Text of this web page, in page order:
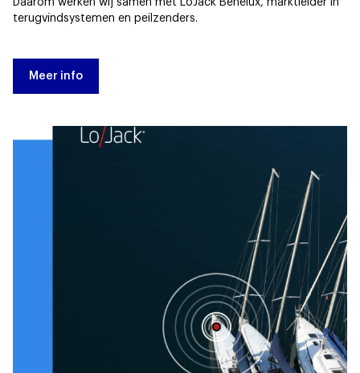
Daarom werken wij samen met LoJack Benelux, marktleider in
terugvindsystemen en peilzenders.
Meer info